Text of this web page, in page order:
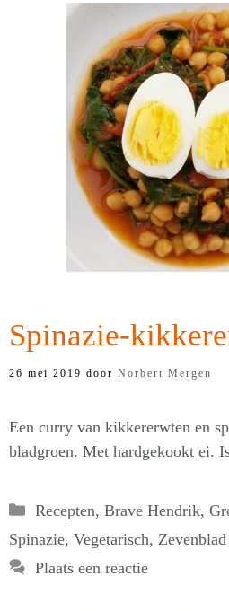
Spinazie-
26 mei 2019 door Norbert Mergen
Een curry van kikkererwten en
bladgroen. Met hardgekookt ei.
Categorieën
Recepten, Brave Hendrik,
Spinazie, Vegetarisch, Zevenblad
Plaats een reactie